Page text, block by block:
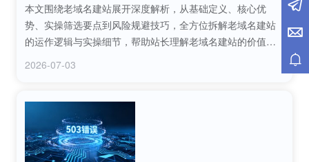
本文围绕老域名建站展开深度解析，从基础定义、核心优
势、实操筛选要点到风险规避技巧，全方位拆解老域名建站
的运作逻辑与实操细节，帮助站长理解老域名建站的价值，
2026-07-03